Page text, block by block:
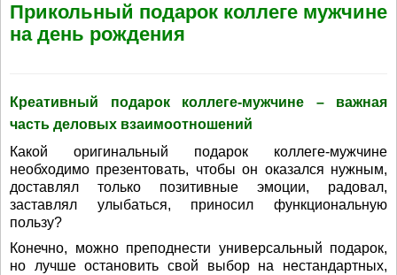
Прикольный подарок коллеге мужчине
на день рождения
Креативный подарок коллеге-мужчине – важная
часть деловых взаимоотношений
Какой оригинальный подарок коллеге-мужчине
необходимо презентовать, чтобы он оказался нужным,
доставлял только позитивные эмоции, радовал,
заставлял улыбаться, приносил функциональную
пользу?
Конечно, можно преподнести универсальный подарок,
но лучше остановить свой выбор на нестандартных,